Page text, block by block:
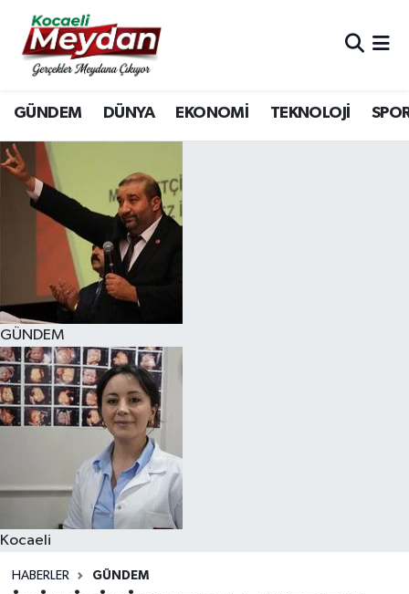
GÜNDEM DÜNYA EKONOMİ TEKNOLOJİ
GÜNDEM
Kocaeli
HABERLER GÜNDEM
Nöbetçi Eczaneler
Hava Durumu
Trafik Durumu
Süper Lig Puan Durumu ve Fikstür
Tüm Manşetler
Son Dakika Haberleri
Haber Arşivi